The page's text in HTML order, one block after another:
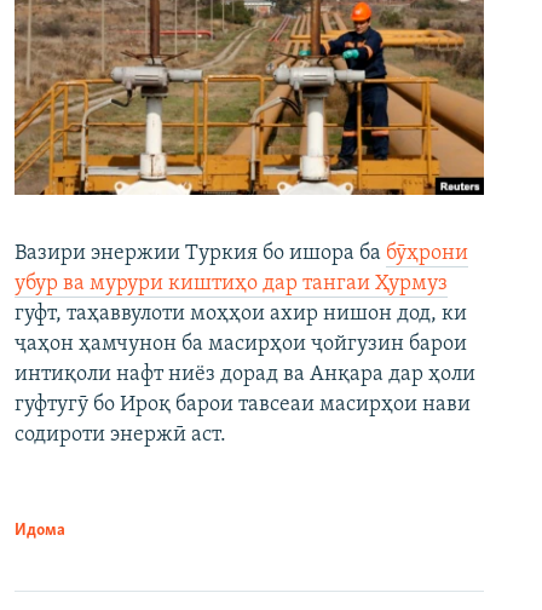
Вазири энержии Туркия бо ишора ба бӯҳрони
убур ва мурури киштиҳо дар тангаи Ҳурмуз
гуфт, таҳаввулоти моҳҳои ахир нишон дод, ки
ҷаҳон ҳамчунон ба масирҳои ҷойгузин барои
интиқоли нафт ниёз дорад ва Анқара дар ҳоли
гуфтугӯ бо Ироқ барои тавсеаи масирҳои нави
содироти энержӣ аст.
Идома